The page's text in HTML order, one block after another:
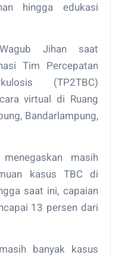
hingga edukasi
Jihan saat
Tim Percepatan
(TP2TBC)
virtual di Ruang
Bandarlampung,
masih
kasus TBC di
saat ini, capaian
13 persen dari
banyak kasus